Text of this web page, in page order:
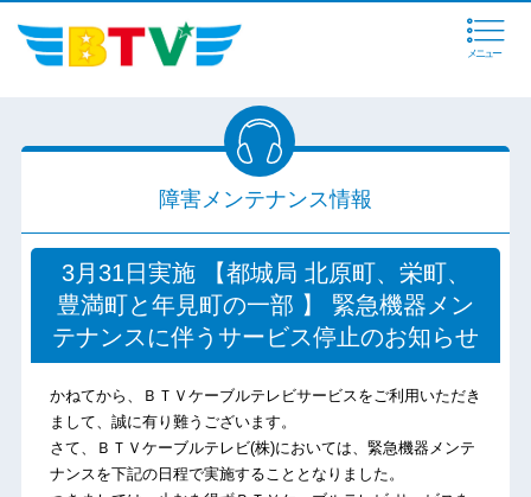
メニュー
障害メンテナンス情報
3月31日実施 【都城局 北原町、栄町、
豊満町と年見町の一部 】 緊急機器メン
テナンスに伴うサービス停止のお知らせ
かねてから、ＢＴＶケーブルテレビサービスをご利用いただき
まして、誠に有り難うございます。
さて、ＢＴＶケーブルテレビ(株)においては、緊急機器メンテ
ナンスを下記の日程で実施することとなりました。